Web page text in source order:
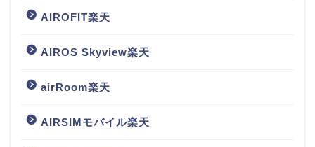
AIROFIT楽天
AIROS Skyview楽天
airRoom楽天
AIRSIMモバイル楽天